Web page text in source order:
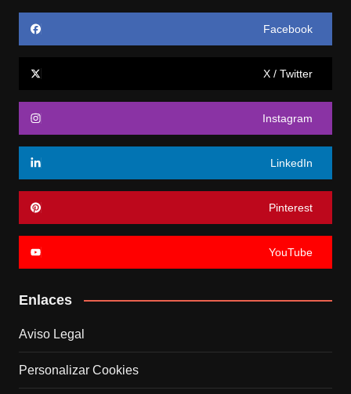
Facebook
X / Twitter
Instagram
LinkedIn
Pinterest
YouTube
Enlaces
Aviso Legal
Personalizar Cookies